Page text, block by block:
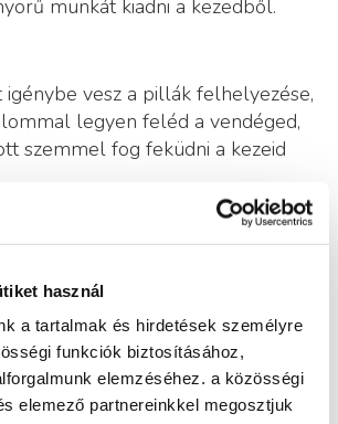
használ
a tartalmak és hirdetések személyre
funkciók biztosításához,
elemzéséhez. a közösségi
elemező partnereinkkel megosztjuk
munkát kiadni a kezedből.
vesz a pillák felhelyezése,
legyen feléd a vendéged,
szemmel fog feküdni a kezeid
fontos, hogy felismerd,
igazán jól. Figyelembe kell venned
tudnod kell eldönteni, hogy
és vastag műszempilla állna jól
e esetleg valamilyen színes vagy